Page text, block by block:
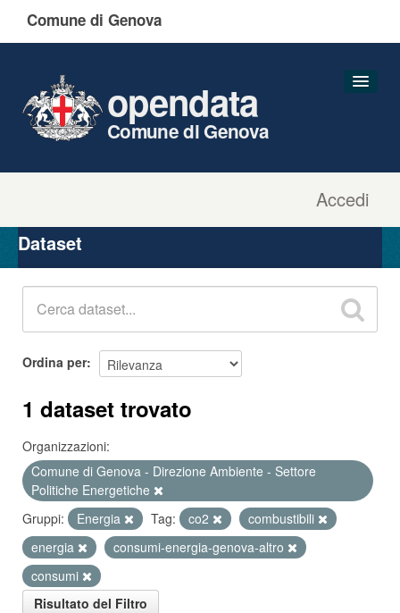
Comune di Genova
Accedi
opendata
Comune di Genova
Organizzazioni
Gruppi
Dataset
Ordina per
1 dataset trovato
Organizzazioni:
Comune di Genova - Direzione Ambiente - Settore
Politiche Energetiche
Gruppi:
Energia Tag: co2
combustibili
energia
consumi-energia-genova-altro
consumi
Risultato del Filtro